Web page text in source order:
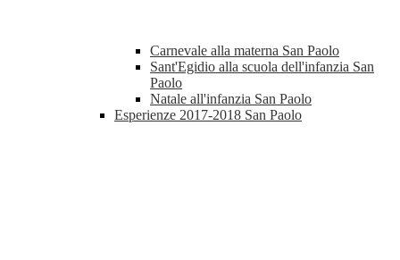
Carnevale alla materna San Paolo
Sant'Egidio alla scuola dell'infanzia San
Paolo
Natale all'infanzia San Paolo
Esperienze 2017-2018 San Paolo